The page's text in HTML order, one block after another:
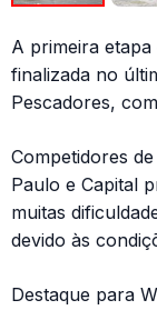
A primeira
finalizada no
Pescadores,
Competidores
Paulo e Capital
muitas
devido às
Destaque para